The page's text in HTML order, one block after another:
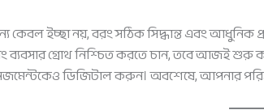
কেবল ইচ্ছা নয়, বরং সঠিক সিদ্ধান্ত এবং আধুনিক
ব্যবসার গ্রোথ নিশ্চিত করতে চান, তবে আজই
ডিজিটাল করুন। অবশেষে, আপনার